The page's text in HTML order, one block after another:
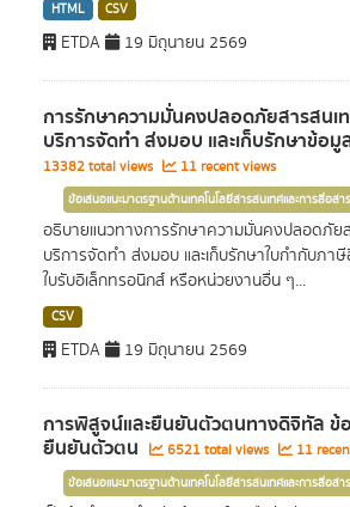
HTML CSV
ETDA 19 มิถุนายน 2569
การรักษาความมั่นคงปลอดภัยสารสนเ
บริการจัดทำ ส่งมอบ และเก็บรักษาข้อ
13382 total views 11 recent views
ข้อเสนอแนะมาตรฐานด้านเทคโนโลยีสารสนเทศและการสื่อส
อธิบายแนวทางการรักษาความมั่นคงปลอดภัย
บริการจัดทำ ส่งมอบ และเก็บรักษาใบกำกับภา
ใบรับอิเล็กทรอนิกส์ หรือหน่วยงานอื่น ๆ...
CSV
ETDA 19 มิถุนายน 2569
การพิสูจน์และยืนยันตัวตนทางดิจิทัล ข้
ยืนยันตัวตน 6521 total views 11
ข้อเสนอแนะมาตรฐานด้านเทคโนโลยีสารสนเทศและการสื่อส